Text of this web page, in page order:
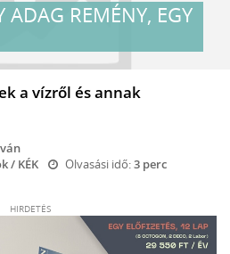
ADAG REMÉNY, EGY
a vízről és annak
/ KÉK Olvasási idő:3 perc
HIRDETÉS